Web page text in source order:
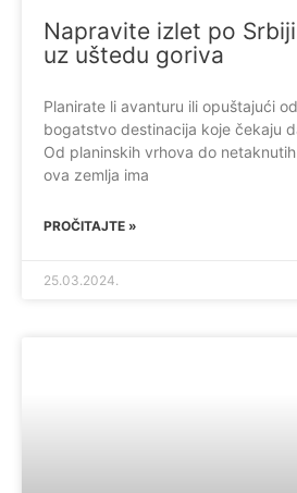
Napravite izlet po
uz uštedu goriva
Planirate li avanturu ili opuštajući
bogatstvo destinacija koje čekaju
Od planinskih vrhova do
ova zemlja ima
PROČITAJTE »
25.03.2024.